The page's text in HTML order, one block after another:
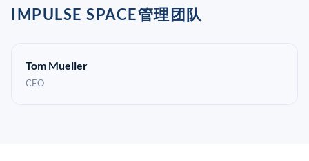
IMPULSE SPACE管理团队
Tom Mueller
CEO